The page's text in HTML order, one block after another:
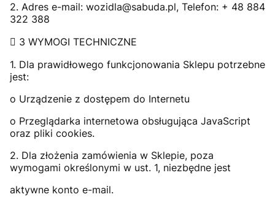
2. Adres e-mail: wozidla@sabuda.pl, Telefon: + 48 884
322 388
 3 WYMOGI TECHNICZNE
1. Dla prawidłowego funkcjonowania Sklepu potrzebne
jest:
o Urządzenie z dostępem do Internetu
o Przeglądarka internetowa obsługująca JavaScript
oraz pliki cookies.
2. Dla złożenia zamówienia w Sklepie, poza
wymogami określonymi w ust. 1, niezbędne jest
aktywne konto e-mail.